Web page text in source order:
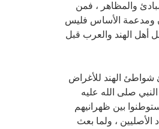
والمظاهر ، فمن
ومدعمة الأساس فليس
أهل الهند والعرب قبل
شواطئ الهند للأغراض
صلى الله عليه
بين ظهرانيهم
، ولما بعث